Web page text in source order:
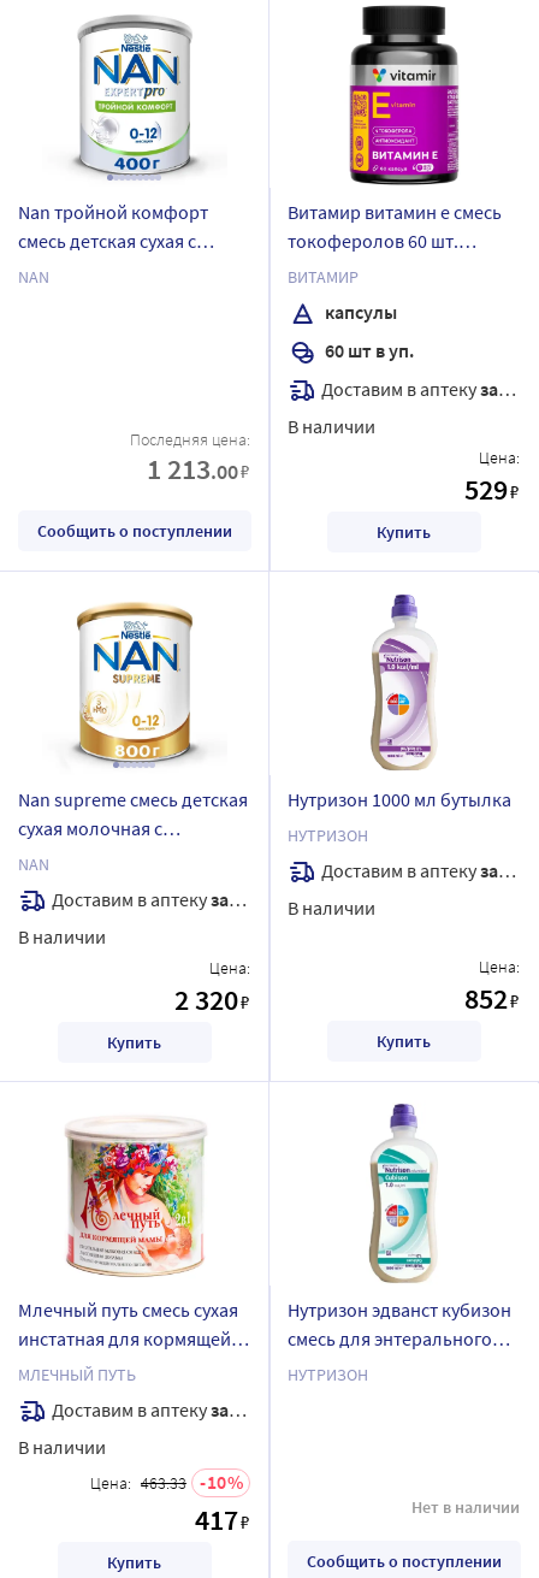
Nan тройной комфорт
смесь детская сухая с
рождения 400 гр
NAN
Последняя цена:
1 213.00₽
Сообщить о поступлении
Витамир витамин е смесь
токоферолов 60 шт.
капсулы массой 310 мг
ВИТАМИР
капсулы
60 шт в уп.
Доставим в аптекузавтра
В наличии
Цена:
529₽
Купить
Nan supreme смесь детская
сухая молочная с
олигосахаридами с
рождения и до 12 месяцев
800 гр
NAN
Доставим в аптекузавтра
В наличии
Цена:
2 320₽
Купить
Нутризон 1000 мл бутылка
НУТРИЗОН
Доставим в аптекузавтра
В наличии
Цена:
852₽
Купить
Млечный путь смесь сухая
инстатная для кормящей
мамы 200 гр
МЛЕЧНЫЙ ПУТЬ
Доставим в аптекузавтра
В наличии
Цена: 463.33 10
417₽
Купить
Нутризон эдванст кубизон
смесь для энтерального
питания 1000 мл бут
НУТРИЗОН
Нет в наличии
Сообщить о поступлении